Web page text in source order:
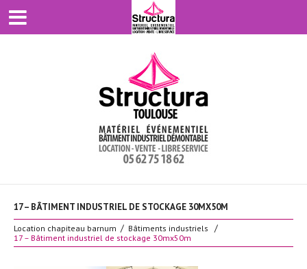
17 – BÂTIMENT INDUSTRIEL DE STOCKAGE 30MX50M
Location chapiteau barnum
Bâtiments industriels
17 – Bâtiment industriel de stockage 30mx50m